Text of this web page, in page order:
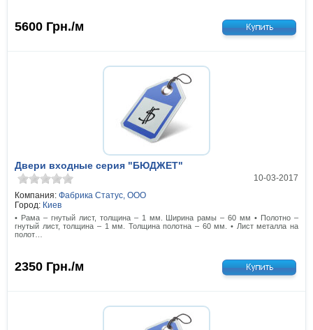
5600 Грн./м
Двери входные серия "БЮДЖЕТ"
10-03-2017
Компания: Фабрика Статус, ООО
Город: Киев
• Рама – гнутый лист, толщина – 1 мм. Ширина рамы – 60 мм • Полотно –
гнутый лист, толщина – 1 мм. Толщина полотна – 60 мм. • Лист металла на
полот…
2350 Грн./м